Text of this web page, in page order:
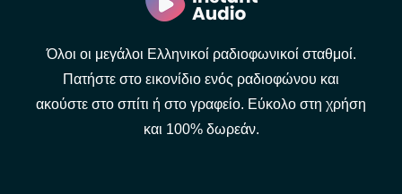
Όλοι οι μεγάλοι Ελληνικοί ραδιοφωνικοί σταθμοί.
Πατήστε στο εικονίδιο ενός ραδιοφώνου και
ακούστε στο σπίτι ή στο γραφείο. Εύκολο στη χρήση
και 100% δωρεάν.